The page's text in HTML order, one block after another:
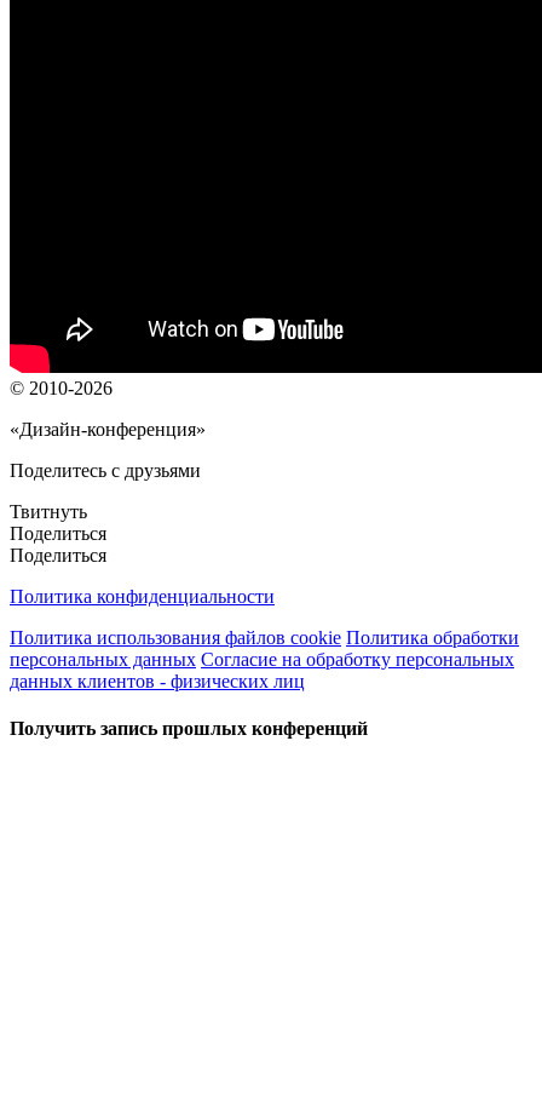
© 2010-2026
«Дизайн-конференция»
Поделитесь с друзьями
Твитнуть
Поделиться
Поделиться
Политика конфиденциальности
Политика использования файлов cookie Политика обработки
персональных данных Согласие на обработку персональных
данных клиентов - физических лиц
Получить запись прошлых конференций